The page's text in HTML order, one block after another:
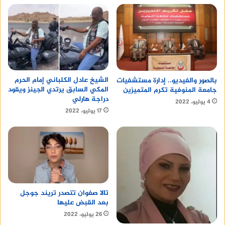
بالصور والفيديو.. إدارة مستشفيات
جامعة المنوفية تكرم المتميزين
4 يوليو، 2022
الشيخ عادل الكلباني إمام الحرم
المكي السابق يرتدي الجينز ويقود
دراجة هارلي
17 يوليو، 2022
تالا صفوان تتصدر تريند جوجل
بعد القبض عليها
26 يوليو، 2022